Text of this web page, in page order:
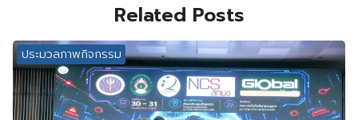
Related Posts
ประมวลภาพกิจกรรม